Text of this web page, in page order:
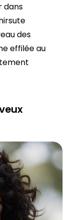
dans
des
effilée au